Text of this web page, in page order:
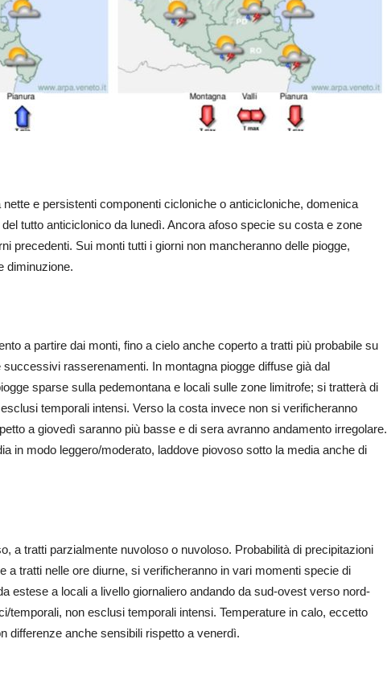
e persistenti componenti cicloniche o anticicloniche, domenica
tutto anticiclonico da lunedì. Ancora afoso specie su costa e zone
precedenti. Sui monti tutti i giorni non mancheranno delle piogge,
diminuzione.
a partire dai monti, fino a cielo anche coperto a tratti più probabile su
rasserenamenti. In montagna piogge diffuse già dal
sparse sulla pedemontana e locali sulle zone limitrofe; si tratterà di
temporali intensi. Verso la costa invece non si verificheranno
a giovedì saranno più basse e di sera avranno andamento irregolare.
in modo leggero/moderato, laddove piovoso sotto la media anche di
a tratti parzialmente nuvoloso o nuvoloso. Probabilità di precipitazioni
a tratti nelle ore diurne, si verificheranno in vari momenti specie di
estese a locali a livello giornaliero andando da sud-ovest verso nord-
temporali, non esclusi temporali intensi. Temperature in calo, eccetto
differenze anche sensibili rispetto a venerdì.